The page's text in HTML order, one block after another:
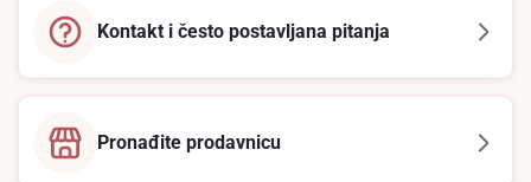
Kontakt i često postavljana pitanja
Pronađite prodavnicu